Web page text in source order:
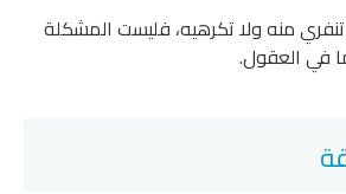
منه ولا تكرهيه، فليست المشكلة
في العقول.